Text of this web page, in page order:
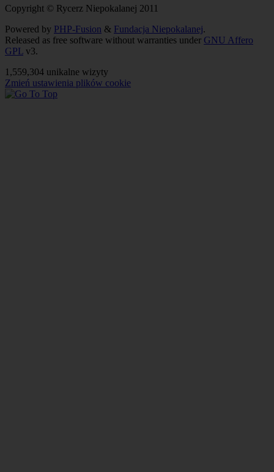
Copyright © Rycerz Niepokalanej 2011
Powered by PHP-Fusion & Fundacja Niepokalanej.
Released as free software without warranties under GNU Affero
GPL v3.
1,559,304 unikalne wizyty
Zmień ustawienia plików cookie